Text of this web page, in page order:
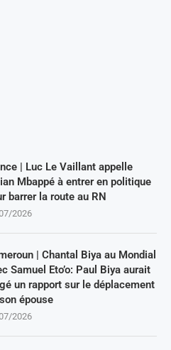
| Luc Le Vaillant appelle
Mbappé à entrer en politique
barrer la route au RN
2026
| Chantal Biya au Mondial
Samuel Eto’o: Paul Biya aurait
un rapport sur le déplacement
épouse
2026